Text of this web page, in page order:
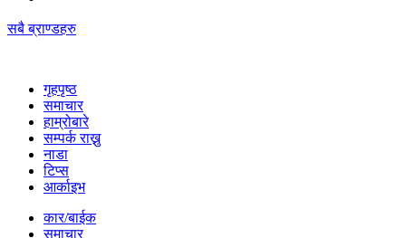
सबै ब्राण्डहरु
गृहपृष्‍ठ
समाचार
हाम्रोबारे
सम्पर्क राख्नु
नाडा
टिप्स
आर्काइभ
कार/बाईक
समाचार